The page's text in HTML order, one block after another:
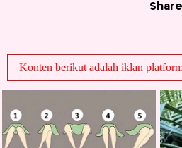
Share